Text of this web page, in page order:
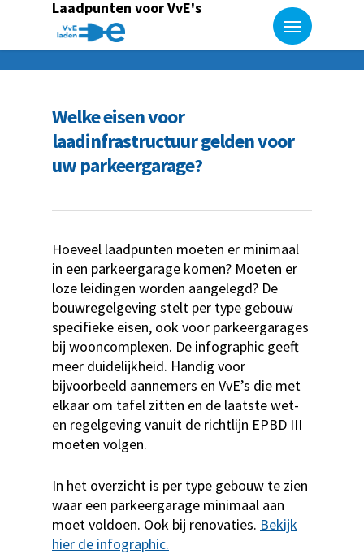
Laadpunten voor VvE's
Welke eisen voor
laadinfrastructuur gelden voor
uw parkeergarage?
Hoeveel laadpunten moeten er minimaal
in een parkeergarage komen? Moeten er
loze leidingen worden aangelegd? De
bouwregelgeving stelt per type gebouw
specifieke eisen, ook voor parkeergarages
bij wooncomplexen. De infographic geeft
meer duidelijkheid. Handig voor
bijvoorbeeld aannemers en VvE’s die met
elkaar om tafel zitten en de laatste wet-
en regelgeving vanuit de richtlijn EPBD III
moeten volgen.
In het overzicht is per type gebouw te zien
waar een parkeergarage minimaal aan
moet voldoen. Ook bij renovaties. Bekijk
hier de infographic.